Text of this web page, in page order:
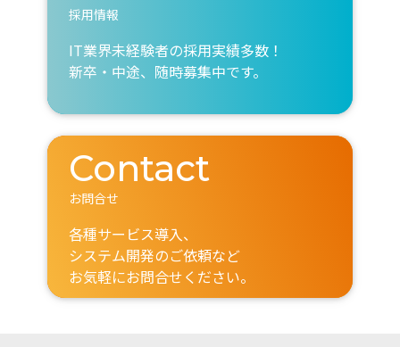
採用情報
IT業界未経験者の採用実績多数！
新卒・中途、随時募集中です。
Contact
お問合せ
各種サービス導入、
システム開発のご依頼など
お気軽にお問合せください。